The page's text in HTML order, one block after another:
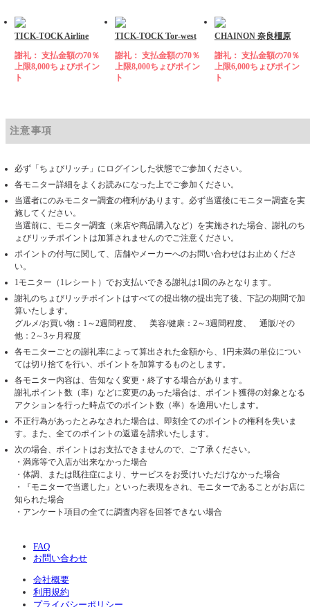
TICK-TOCK Airline
謝礼： 支払金額の70％
上限8,000ちょびポイン
ト
TICK-TOCK Tor-west
謝礼： 支払金額の70％
上限8,000ちょびポイン
ト
CHAINON 奈良橿原
謝礼： 支払金額の70％
上限6,000ちょびポイン
ト
注意事項
必ず「ちょびリッチ」にログインした状態でご参加ください。
各モニター詳細をよくお読みになった上でご参加ください。
当選者にのみモニター調査の権利があります。必ず当選後にモニター調査を実
施してください。
当選前に、モニター調査（来店や商品購入など）を実施された場合、謝礼のち
ょびリッチポイントは加算されませんのでご注意ください。
ポイントの付与に関して、店舗やメーカーへのお問い合わせはお止めくださ
い。
1モニター（1レシート）でお支払いできる謝礼は1回のみとなります。
謝礼のちょびリッチポイントはすべての提出物の提出完了後、下記の期間で加
算いたします。
グルメ/お買い物：1～2週間程度、 美容/健康：2～3週間程度、 通販/その
他：2～3ヶ月程度
各モニターごとの謝礼率によって算出された金額から、1円未満の単位につい
ては切り捨てを行い、ポイントを加算するものとします。
各モニター内容は、告知なく変更・終了する場合があります。
謝礼ポイント数（率）などに変更のあった場合は、ポイント獲得の対象となる
アクションを行った時点でのポイント数（率）を適用いたします。
不正行為があったとみなされた場合は、即刻全てのポイントの権利を失いま
す。また、全てのポイントの返還を請求いたします。
次の場合、ポイントはお支払できませんので、ご了承ください。
・満席等で入店が出来なかった場合
・体調、または既往症により、サービスをお受けいただけなかった場合
・『モニターで当選した』といった表現をされ、モニターであることがお店に
知られた場合
・アンケート項目の全てに調査内容を回答できない場合
FAQ
お問い合わせ
会社概要
利用規約
プライバシーポリシー